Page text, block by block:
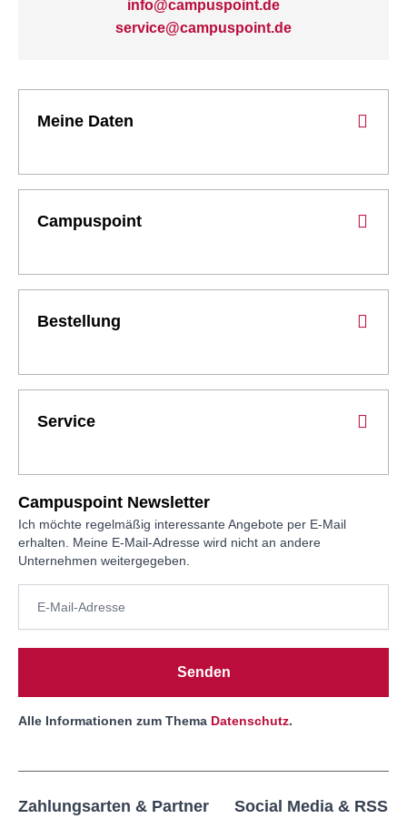
info@campuspoint.de
service@campuspoint.de
Meine Daten
Campuspoint
Bestellung
Service
Campuspoint Newsletter
Ich möchte regelmäßig interessante Angebote per E-Mail
erhalten. Meine E-Mail-Adresse wird nicht an andere
Unternehmen weitergegeben.
Senden
Alle Informationen zum Thema Datenschutz.
Zahlungsarten & Partner Social Media & RSS